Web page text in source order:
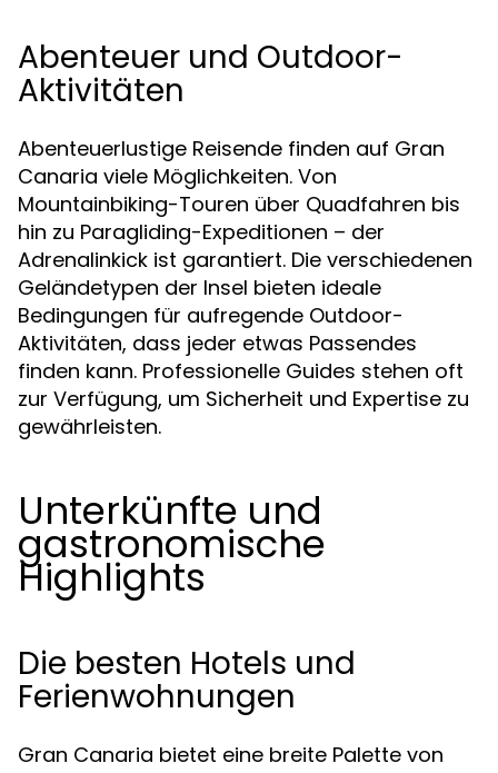
Abenteuer und Outdoor-
Aktivitäten
Abenteuerlustige Reisende finden auf Gran
Canaria viele Möglichkeiten. Von
Mountainbiking-Touren über Quadfahren bis
hin zu Paragliding-Expeditionen – der
Adrenalinkick ist garantiert. Die verschiedenen
Geländetypen der Insel bieten ideale
Bedingungen für aufregende Outdoor-
Aktivitäten, dass jeder etwas Passendes
finden kann. Professionelle Guides stehen oft
zur Verfügung, um Sicherheit und Expertise zu
gewährleisten.
Unterkünfte und
gastronomische
Highlights
Die besten Hotels und
Ferienwohnungen
Gran Canaria bietet eine breite Palette von